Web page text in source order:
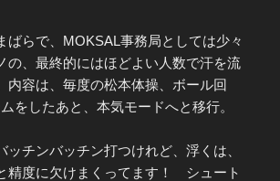
ばらで、MOKSAL事務局としては少々
の、最終的にはほどよい人数で汗を流
内容は、毎度の松本体操、ボール回
をしたあと、本気モードへと移行。
ッチンバッチン打つけれど、浮くは、
精度に欠けまくってます！ シュート